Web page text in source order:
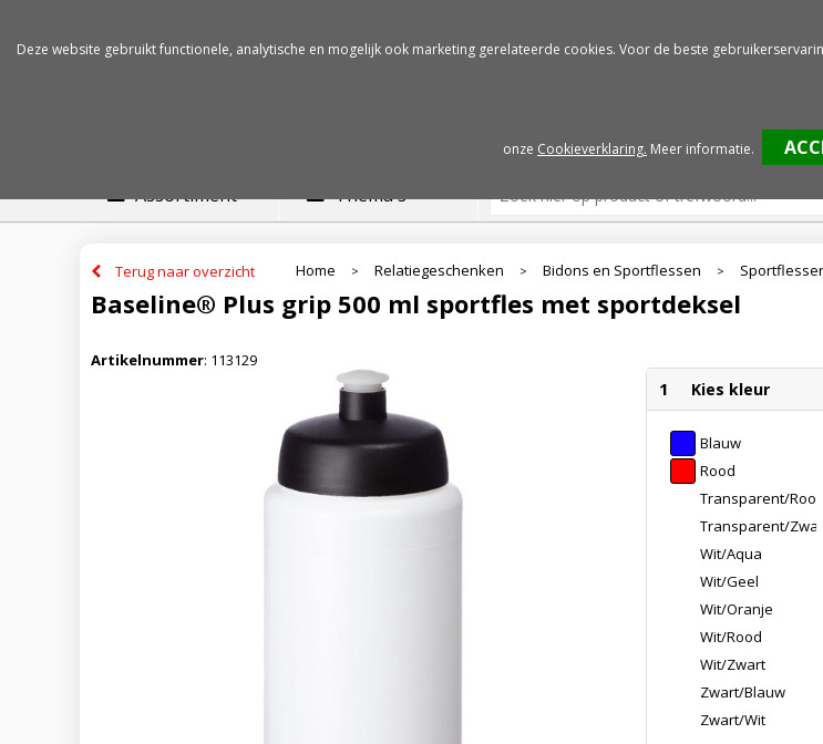
Assortiment Thema's
Terug naar overzicht Home > Relatiegeschenken > Bidons en Sportflessen >
Baseline® Plus grip 500 ml sportfles met sportdeksel
Artikelnummer: 113129
1 Kies kleur
Blauw
Rood
Transparent/Rood
Transparent/Zwart
Wit/Aqua
Wit/Geel
Wit/Oranje
Wit/Rood
Wit/Zwart
Zwart/Blauw
Zwart/Wit
Deze website gebruikt functionele, analytische en mogelijk ook marketing gerelateerde cookies. Voor de beste
onze Cookieverklaring. Meer informatie.